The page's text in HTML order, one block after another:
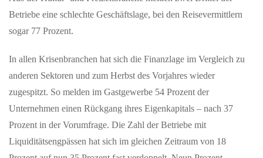
Betriebe eine schlechte Geschäftslage, bei den Reisevermittlern
sogar 77 Prozent.
In allen Krisenbranchen hat sich die Finanzlage im Vergleich zu
anderen Sektoren und zum Herbst des Vorjahres wieder
zugespitzt. So melden im Gastgewerbe 54 Prozent der
Unternehmen einen Rückgang ihres Eigenkapitals – nach 37
Prozent in der Vorumfrage. Die Zahl der Betriebe mit
Liquiditätsengpässen hat sich im gleichen Zeitraum von 18